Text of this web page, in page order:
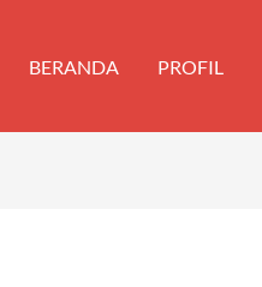
BERANDA PROFIL